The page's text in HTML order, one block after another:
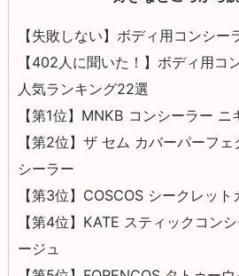
【失敗しない】ボディ用コンシー
【402人に聞いた！】ボディ用コ
人気ランキング22選
【第1位】MNKB コンシーラー ニ
【第2位】ザ セム カバーパーフ
シーラー
【第3位】COSCOS シークレッ
【第4位】KATE スティックコン
ージュ